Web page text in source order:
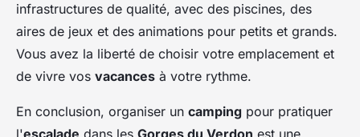
infrastructures de qualité, avec des piscines, des
aires de jeux et des animations pour petits et grands.
Vous avez la liberté de choisir votre emplacement et
de vivre vos vacances à votre rythme.
En conclusion, organiser un camping pour pratiquer